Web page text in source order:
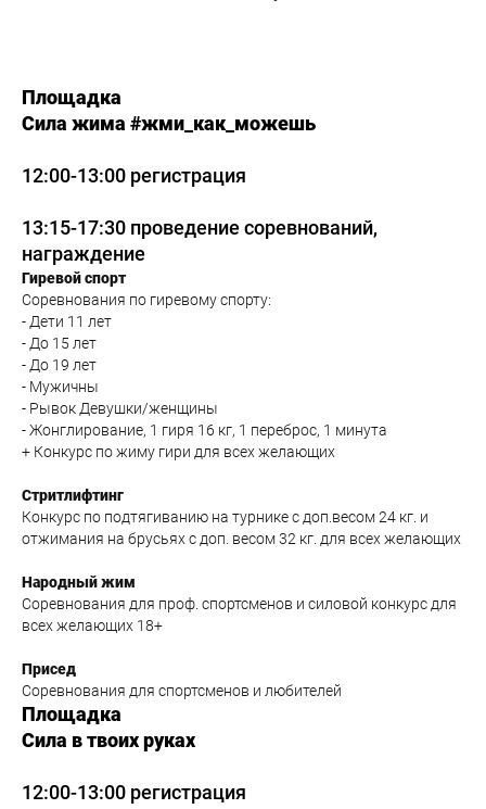
Площадка
Сила жима #жми_как_можешь
12:00-13:00 регистрация
13:15-17:30 проведение соревнований,
награждение
Гиревой спорт
Соревнования по гиревому спорту:
- Дети 11 лет
- До 15 лет
- До 19 лет
- Мужичны
- Рывок Девушки/женщины
- Жонглирование, 1 гиря 16 кг, 1 переброс, 1 минута
+ Конкурс по жиму гири для всех желающих
Стритлифтинг
Конкурс по подтягиванию на турнике с доп.весом 24 кг. и
отжимания на брусьях с доп. весом 32 кг. для всех желающих
Народный жим
Соревнования для проф. спортсменов и силовой конкурс для
всех желающих 18+
Присед
Соревнования для спортсменов и любителей
Площадка
Сила в твоих руках
12:00-13:00 регистрация